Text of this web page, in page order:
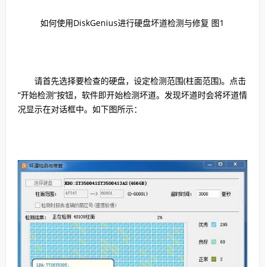
如何使用DiskGenius进行硬盘坏道检测与修复 图1
请首先选择要检查的硬盘，设定检测范围(柱面范围)。点击
“开始检测”按钮，软件即开始检测坏道。发现坏道时会将坏道情
况显示在对话框中。如下图所示：